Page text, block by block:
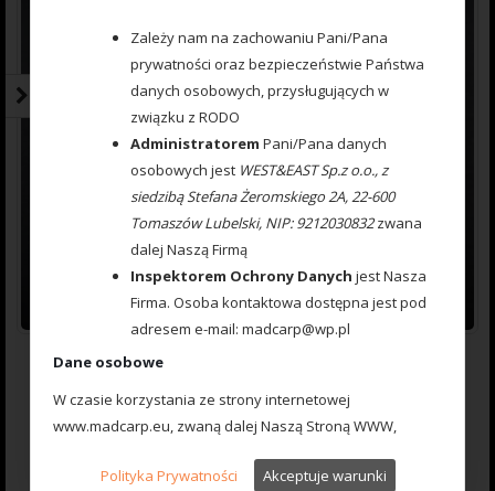
777222034 Koszyczek Method Feeder ARC FLAT 90 g,
0
5
7.70
Dodaj do koszyka
Zależy nam na zachowaniu Pani/Pana
prywatności oraz bezpieczeństwie Państwa
danych osobowych, przysługujących w
związku z RODO
Administratorem Pani/Pana danych
osobowych jest WEST&EAST Sp.z o.o., z
siedzibą Stefana Żeromskiego 2A, 22-600
Tomaszów Lubelski, NIP: 9212030832zwana
dalej Naszą Firmą
Inspektorem Ochrony Danych jest Nasza
Firma. Osoba kontaktowa dostępna jest pod
adresem e-mail: madcarp@wp.pl
Dane osobowe
W czasie korzystania ze strony internetowej
www.madcarp.eu, zwaną dalej Naszą Stroną WWW,
wybranych swoich danych osobowych, np. poprzez
Polityka Prywatności Akceptuje warunki